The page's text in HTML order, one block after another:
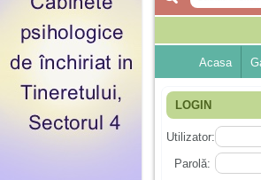
Acasa
LOGIN
Utilizator:
Parolă: